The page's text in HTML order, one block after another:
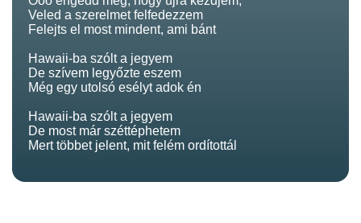
Veled a szerelmet felfedezzem
Felejts el most mindent, ami bánt
Hawaii-ba szólt a jegyem
De szívem legyőzte eszem
Még egy utolsó esélyt adok én
Hawaii-ba szólt a jegyem
De most már széttéphetem
Mert többet jelent, mit felém ordítottál